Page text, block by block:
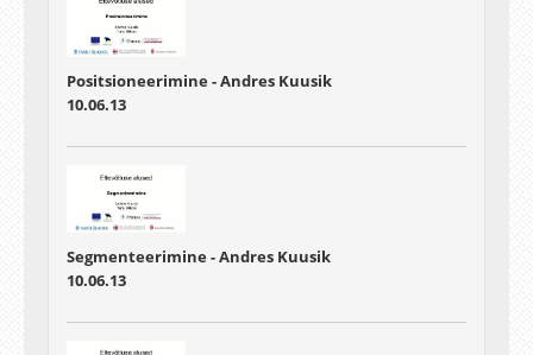
Positsioneerimine - Andres Kuusik
10.06.13
Segmenteerimine - Andres Kuusik
10.06.13